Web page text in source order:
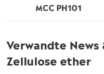
MCC PH101
Verwandte
Zellulose ether